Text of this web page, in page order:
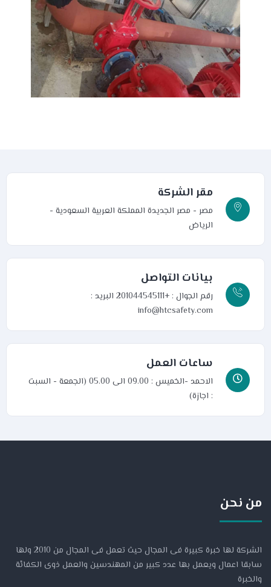
مقر الشركة
مصر - مصر الجديدة المملكة العربية السعودية -
الرياض
بيانات التواصل
رقم الجوال : +201044545111
البريد :
info@htcsafety.com
ساعات العمل
الاحمد -الخميس : 09.00 الى 05.00 (الجمعة - السبت
: اجازة)
من نحن
الشركة لها خبرة كبيرة فى المجال حيث تعمل فى المجال من 2010 ولها
سابقا اعمال ويعمل بها عدد كبير من المهندسين والعمل ذوى الكفائة
والخبرة